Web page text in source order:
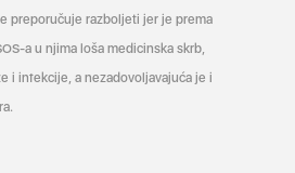
preporučuje razboljeti jer je prema
a u njima loša medicinska skrb,
i infekcije, a nezadovoljavajuća je i